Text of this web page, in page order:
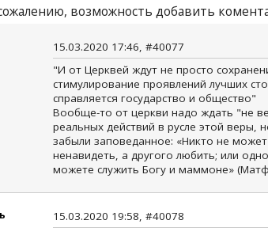
возможность добавить
15.03.2020 17:46, #40077
"И от Церквей ждут не просто
стимулирование проявлений лучших
справляется государство и общество"
Вообще-то от церкви надо ждать "не
реальных действий в русле этой веры,
забыли заповеданное: «Никто не
ненавидеть, а другого любить; или
можете служить Богу и маммоне»
15.03.2020 19:58, #40078